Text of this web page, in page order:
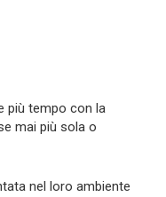
più tempo con la
mai più sola o
nel loro ambiente